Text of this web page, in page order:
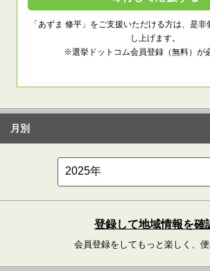
「あずま 修平」をご支援いただける方は、是
し上げます。
※選挙ドットコム会員登録（無料）が
月別
登録して地域情報を確
会員登録をしてもっと楽しく、便